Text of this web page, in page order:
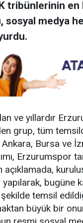
tribünlerinin
sosyal medya
ve yıllardır
grup, tüm
Ankara, Bursa ve
Erzurumspor
açıklamada,
temsil
büyük bir